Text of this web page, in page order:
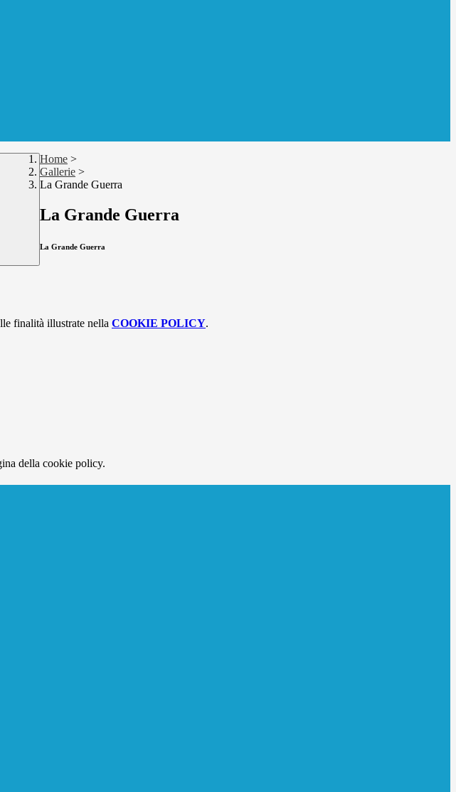
Home >
Gallerie >
La Grande Guerra
La Grande Guerra
La Grande Guerra
finalità illustrate nella COOKIE POLICY.
della cookie policy.